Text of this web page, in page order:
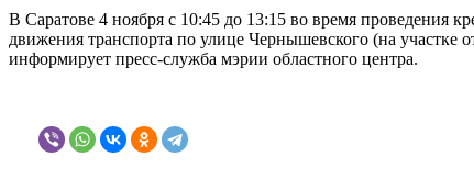
В Саратове 4 ноября с 10:45 до 13:15 во время проведения
движения транспорта по улице Чернышевского (на
информирует пресс-служба мэрии областного центра.